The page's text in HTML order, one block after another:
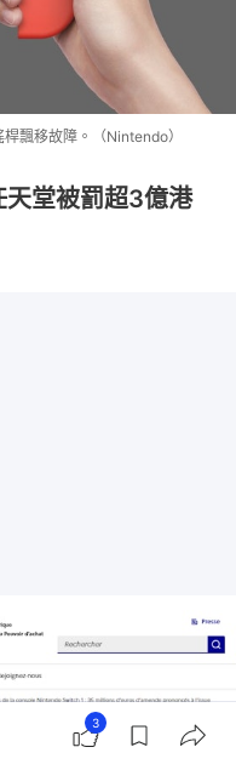
飄移故障。（Nintendo）
堂被罰超3億港
3